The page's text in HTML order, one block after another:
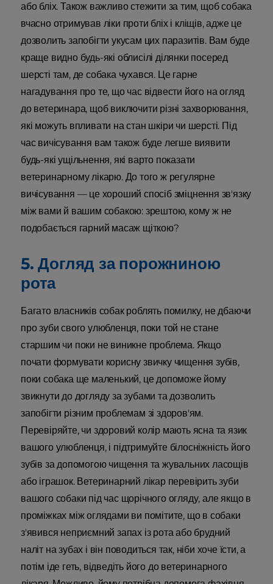
або бліх. Також важливо стежити за тим, щоб собака
вчасно отримував ліки проти бліх і кліщів, адже це
дозволить запобігти укусам цих паразитів. Вам буде
краще видно будь-які облисілі ділянки посеред
шерсті там, де собака чухався. Це гарне
нагадування про те, що час відвести його на огляд
до ветеринара, щоб виключити різні захворювання,
які можуть впливати на стан шкіри чи шерсті. Під
час вичісування вам також буде легше виявити
будь-які ущільнення, які варто показати
ветеринарному лікарю. До того ж регулярне
вичісування — це хороший спосіб зміцнення зв'язку
між вами й вашим собакою: зрештою, кому ж не
подобається гарний масаж щіткою?
5. Догляд за порожниною
рота
Багато власників собак роблять помилку, не дбаючи
про зуби свого улюбленця, поки той не стане
старшим чи поки не виникне проблема. Якщо
почати формувати корисну звичку чищення зубів,
поки собака ще маленький, це допоможе йому
звикнути до догляду за зубами та дозволить
запобігти різним проблемам зі здоров'ям.
Перевіряйте, чи здоровий колір мають ясна та язик
вашого улюбленця, і підтримуйте білосніжність його
зубів за допомогою чищення та жувальних ласощів
або іграшок. Ветеринарний лікар перевірить зуби
вашого собаки під час щорічного огляду, але якщо в
проміжках між оглядами ви помітите, що в собаки
з'явився неприємний запах із рота або брудний
наліт на зубах і він поводиться так, ніби хоче їсти, а
потім іде геть, відведіть його до ветеринарного